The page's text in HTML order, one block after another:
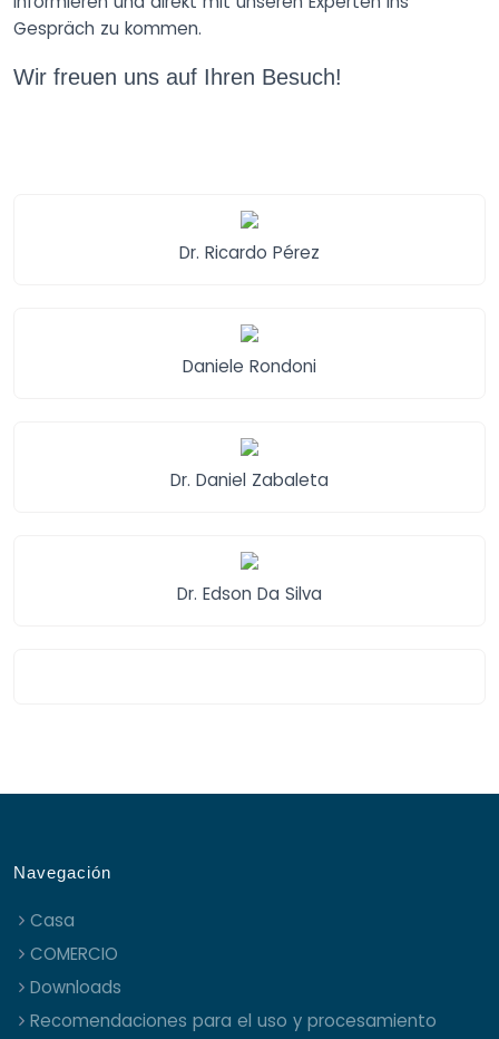
Gespräch zu kommen.
Wir freuen uns auf Ihren Besuch!
Dr. Ricardo Pérez
Daniele Rondoni
Dr. Daniel Zabaleta
Dr. Edson Da Silva
Navegación
Casa
COMERCIO
Downloads
Recomendaciones para el uso y procesamiento